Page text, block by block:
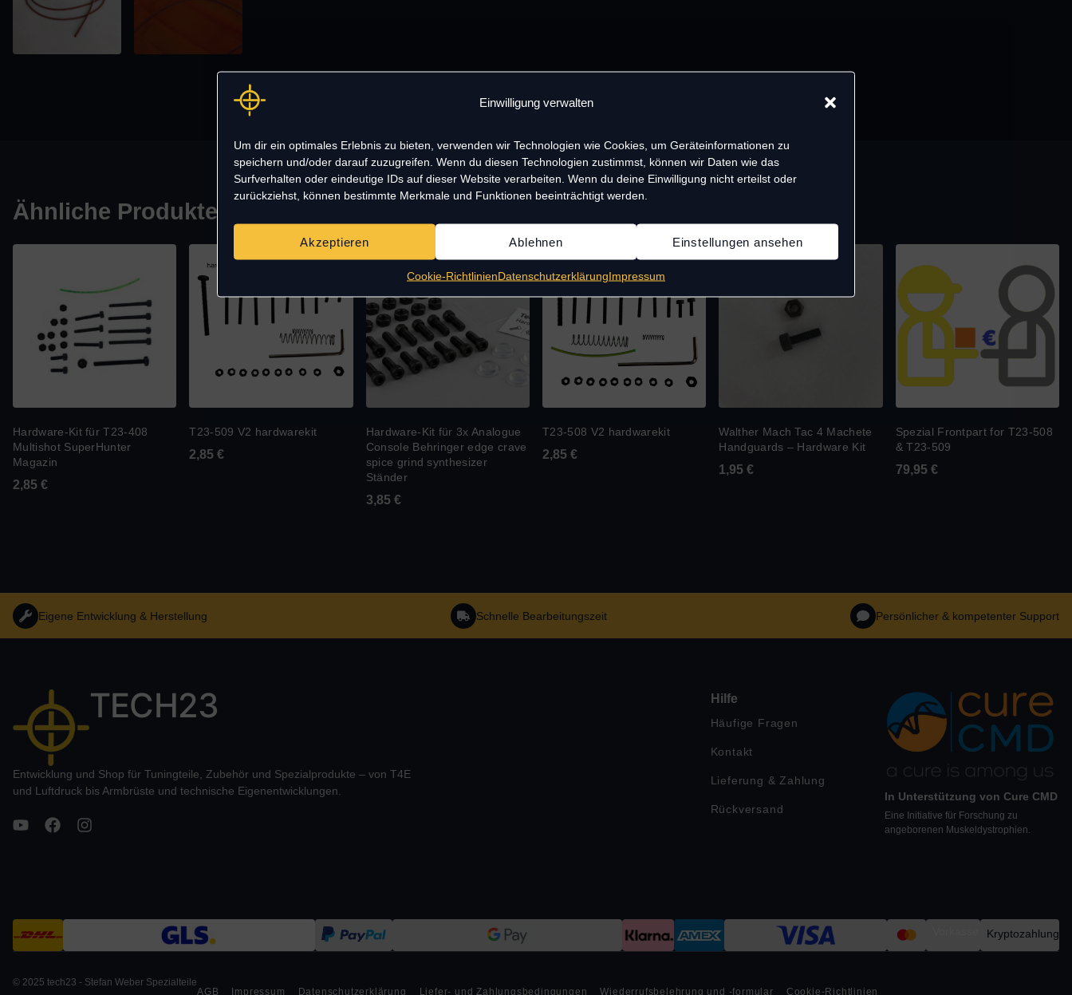
Einwilligung verwalten
Um dir ein optimales Erlebnis zu bieten, verwenden wir Technologien wie Cookies, um Geräteinformationen zu
speichern und/oder darauf zuzugreifen. Wenn du diesen Technologien zustimmst, können wir Daten wie das
Surfverhalten oder eindeutige IDs auf dieser Website verarbeiten. Wenn du deine Einwilligung nicht erteilst oder
zurückziehst, können bestimmte Merkmale und Funktionen beeinträchtigt werden.
Akzeptieren Ablehnen Einstellungen ansehen
Cookie-RichtlinienDatenschutzerklärungImpressum
Ähnliche Produkte
Hardware-Kit für T23-408
Multishot SuperHunter
Magazin
2,85 €
T23-509 V2 hardwarekit
2,85€
Hardware-Kit für 3x Analogue
Console Behringer edge crave
spice grind synthesizer
Ständer
3,85 €
T23-508 V2 hardwarekit
2,85 €
Walther Mach Tac 4 Machete
Handguards – Hardware Kit
1,95€
Spezial Frontpart for T23-508
& T23-509
79,95 €
Eigene Entwicklung & Herstellung Schnelle Bearbeitungszeit Persönlicher & kompetenter Support
TECH23
Entwicklung und Shop für Tuningteile, Zubehör und Spezialprodukte – von T4E
und Luftdruck bis Armbrüste und technische Eigenentwicklungen.
Hilfe
Häufige Fragen
Kontakt
Lieferung & Zahlung
Rückversand
In Unterstützung von Cure CMD
Eine Initiative für Forschung zu
angeborenen Muskeldystrophien.
Kryptozahlung
© 2025 tech23 - Stefan Weber Spezialteile
AGB
Impressum Datenschutzerklärung Liefer- und Zahlungsbedingungen Wiederrufsbelehrung und -formular Cookie-Richtlinien